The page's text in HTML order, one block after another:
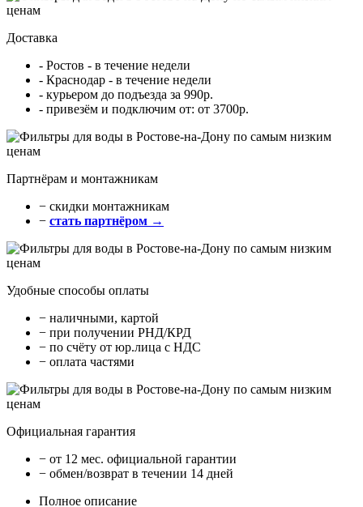
Доставка
- Ростов - в течение недели
- Краснодар - в течение недели
- курьером до подъезда за 990р.
- привезём и подключим от: от 3700р.
Партнёрам и монтажникам
− cкидки монтажникам
− стать партнёром →
Удобные способы оплаты
− наличными, картой
− при получении РНД/КРД
− по счёту от юр.лица с НДС
− оплата частями
Официальная гарантия
− от 12 мес. официальной гарантии
− обмен/возврат в течении 14 дней
Полное описание